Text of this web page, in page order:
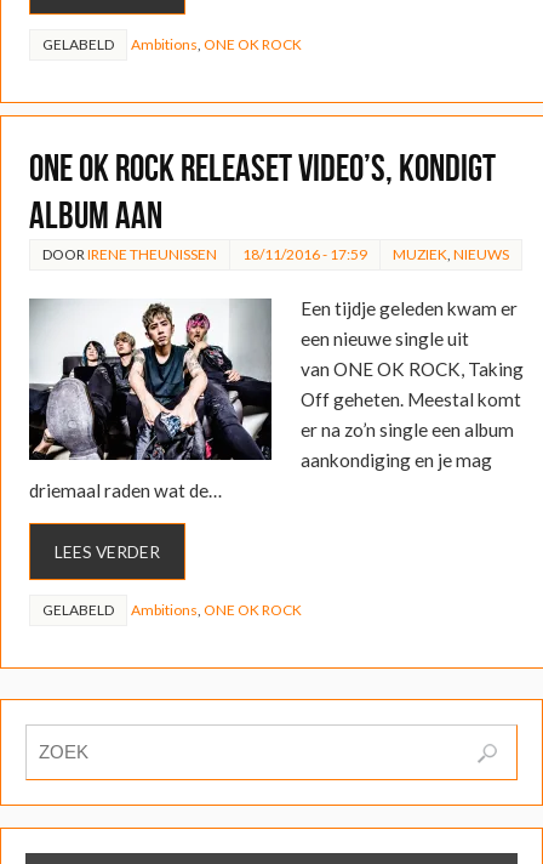
GELABELD Ambitions ONE OK ROCK
ONE OK ROCK releaset video’s, kondigt
album aan
DOOR IRENE THEUNISSEN 18/11/2016 - 17:59 MUZIEK NIEUWS
Een tijdje geleden kwam er
een nieuwe single uit
van ONE OK ROCK, Taking
Off geheten. Meestal komt
er na zo’n single een album
aankondiging en je mag
driemaal raden wat de…
LEES VERDER
GELABELD Ambitions ONE OK ROCK